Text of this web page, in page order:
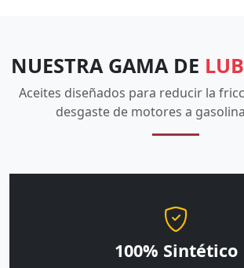
NUESTRA GAMA DE
Aceites diseñados para reducir la
desgaste de motores a
100% Sintético